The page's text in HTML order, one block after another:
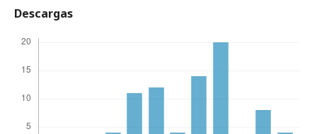
Descargas